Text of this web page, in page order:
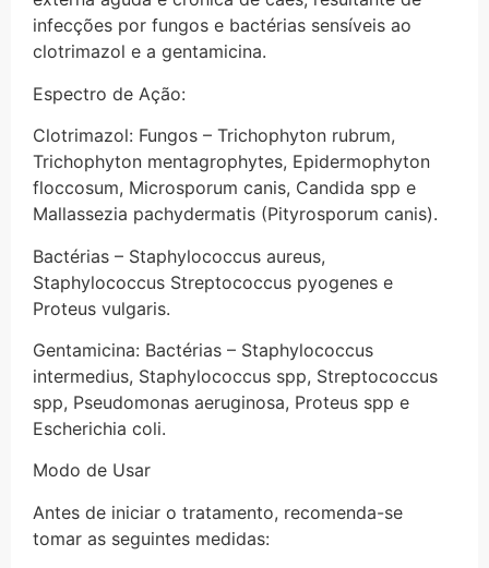
infecções por fungos e bactérias sensíveis ao
clotrimazol e a gentamicina.
Espectro de Ação:
Clotrimazol: Fungos – Trichophyton rubrum,
Trichophyton mentagrophytes, Epidermophyton
floccosum, Microsporum canis, Candida spp e
Mallassezia pachydermatis (Pityrosporum canis).
Bactérias – Staphylococcus aureus,
Staphylococcus Streptococcus pyogenes e
Proteus vulgaris.
Gentamicina: Bactérias – Staphylococcus
intermedius, Staphylococcus spp, Streptococcus
spp, Pseudomonas aeruginosa, Proteus spp e
Escherichia coli.
Modo de Usar
Antes de iniciar o tratamento, recomenda-se
tomar as seguintes medidas: